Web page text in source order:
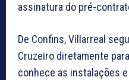
assinatura do pré-
De Confins, Villarreal
Cruzeiro diretamente
conhece as instalações